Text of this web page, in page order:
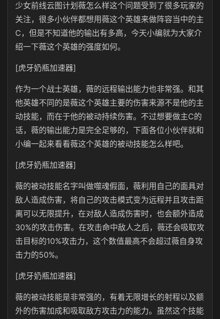
少女前线云图计划薇怎么样这个问题受到了很多玩家的
关注，很多小伙伴都想用薇这个英雄来做阵容当中的主
C，但是不知道他的输出有多高，今天小编就为大家介
绍一下薇这个英雄的强度如何。
[虎牙奶瓶加速器]
作为一个战士英雄，薇的远程输出能力也非常强。和其
他英雄不同的是薇这个英雄主要的伤害来源不是他的主
动技能，而在于他的被动持续伤害。不过想要做主C的
话，薇的输出能力是完全足够的，下面各位小伙伴就和
小编一起来看看薇这个英雄的被动技能怎么样吧。
[虎牙奶瓶加速器]
薇的被动技能名字叫做噬魂假面，薇利用自己的面具对
敌人造成伤害，将自己的攻击模式变为远程并且攻击距
离可以无限提升，在对敌人造成伤害时，也会额外造成
30%的攻击伤害。在攻击命中敌人之后，薇还会吸取攻
击目标的10%攻击力，这个数值最高不会超过薇自身攻
击力的50%。
[虎牙奶瓶加速器]
薇的被动技能是非常强的，有着无限增长的射程以及额
外的伤害加成和吸取敌方攻击力的能力。虽然这个技能